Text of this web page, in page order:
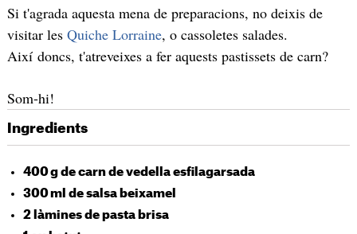
Si t'agrada aquesta mena de preparacions, no deixis de
visitar les Quiche Lorraine, o cassoletes salades.
Així doncs, t'atreveixes a fer aquests pastissets de carn?
Som-hi!
Ingredients
400 g de carn de vedella esfilagarsada
300 ml de salsa beixamel
2 làmines de pasta brisa